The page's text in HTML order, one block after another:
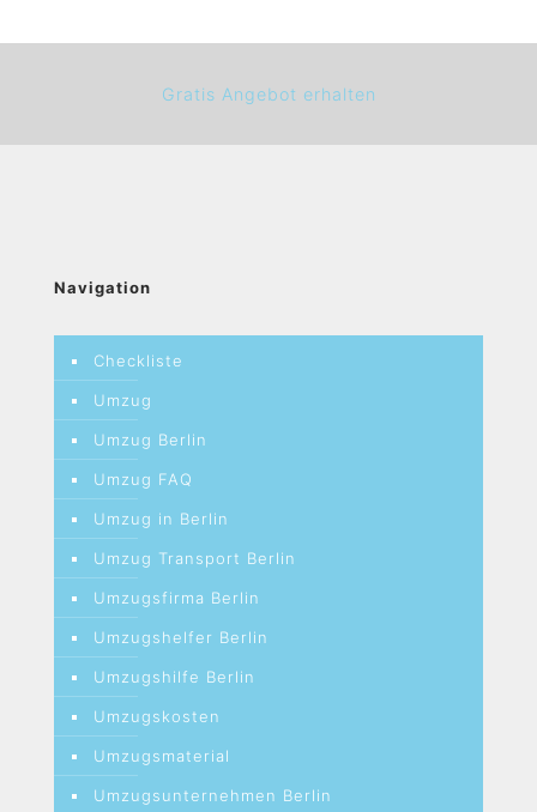
Gratis Angebot erhalten
Navigation
Checkliste
Umzug
Umzug Berlin
Umzug FAQ
Umzug in Berlin
Umzug Transport Berlin
Umzugsfirma Berlin
Umzugshelfer Berlin
Umzugshilfe Berlin
Umzugskosten
Umzugsmaterial
Umzugsunternehmen Berlin